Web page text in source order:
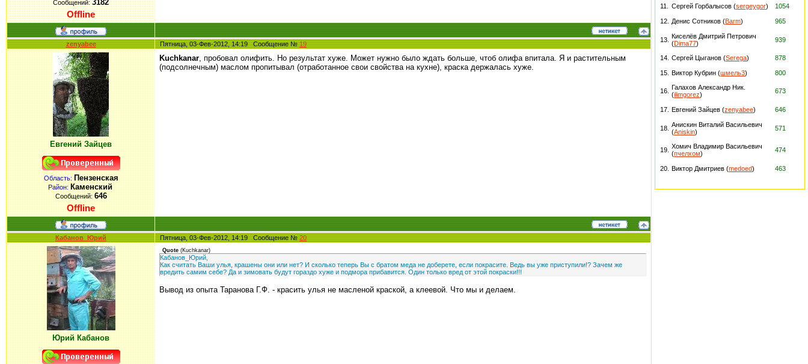
Сообщений:3182
Offline
zenyabee Пятница, 03-Фев-2012, 14:19 Сообщение №19
Евгений Зайцев
Область:Пензенская
Район: Каменский
Сообщений:646
Offline
Kuchkanar, пробовал олифить. Но результат хуже. Может нужно было ждать больше, чтоб олифа впитала. Я и растительным
(подсолнечным) маслом пропитывал (отработанное свои свойства на кухне), краска держалась хуже.
Кабанов_Юрий Пятница, 03-Фев-2012, 14:19 Сообщение №20
Юрий Кабанов
Quote (Kuchkanar)
Кабанов_Юрий,
Как считать Ваши улья, крашены они или нет? И сколько теперь Вы с братом меда не доберете, если покрасите. Ведь вы уже приступили!? Зачем же
вредить самим себе? Да и зимовать будут гораздо хуже и подмора прибавится. Один только вред от этой покраски!!!
Вывод из опыта Таранова Г.Ф. - красить улья не масленой краской, а клеевой. Что мы и делаем.
11. Сергей Горбалысов (sergeygor) 1054
12. Денис Сотников (Barm) 965
13. Киселёв Дмитрий Петрович
(Dima77) 939
14. Сергей Цыганов (Serega) 878
15. Виктор Кубрин (шмель3) 800
16. Галахов Александр Ник.
(ilimgorez) 673
17. Евгений Зайцев (zenyabee) 646
18. Анискин Виталий Васильевич
(Aniskin) 571
19. Хомич Владимир Васильевич
(пчелхом) 474
20. Виктор Дмитриев (medoed) 463